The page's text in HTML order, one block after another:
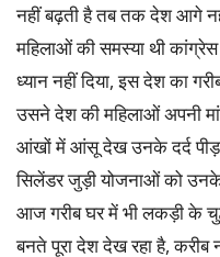
नहीं बढ़ती है तब तक देश आगे
महिलाओं की समस्या थी
ध्यान नहीं दिया, इस देश का
उसने देश की महिलाओं अपनी
आंखों में आंसू देख उनके दर्द
सिलेंडर जुड़ी योजनाओं को उनके
आज गरीब घर में भी लकड़ी के
बनते पूरा देश देख रहा है, करीब